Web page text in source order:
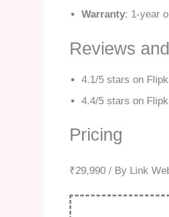
Warranty: 1-year
Reviews
4.1/5 stars on
4.4/5 stars on
Pricing
₹29,990 / By Link